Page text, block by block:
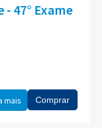
- 47° Exame
mais Comprar